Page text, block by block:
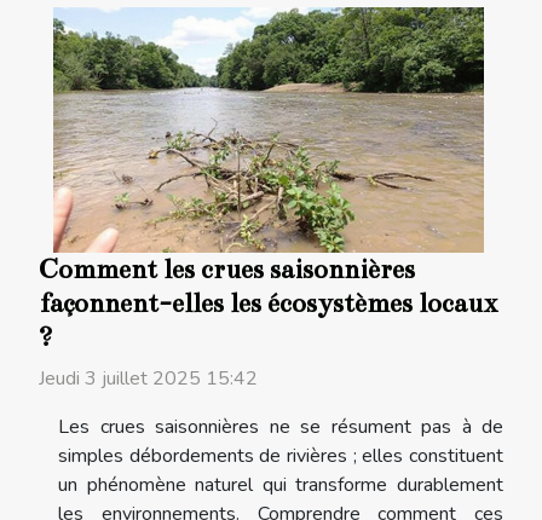
Comment les crues saisonnières
façonnent-elles les écosystèmes locaux
?
Jeudi 3 juillet 2025 15:42
Les crues saisonnières ne se résument pas à de
simples débordements de rivières ; elles constituent
un phénomène naturel qui transforme durablement
les environnements. Comprendre comment ces